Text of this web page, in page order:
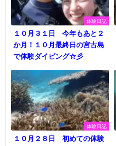
体験日記
１０月３１日 今年もあと２
か月！１０月最終日の宮古島
で体験ダイビング☆彡
体験日記
１０月２８日 初めての体験